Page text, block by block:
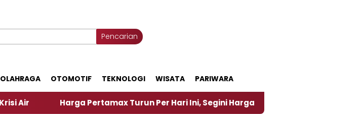
Pencarian
OLAHRAGA OTOMOTIF TEKNOLOGI WISATA PARIWARA
Harga Pertamax Turun Per Hari Ini, Segini Harganya ‎Nasirun Maestro Lukis